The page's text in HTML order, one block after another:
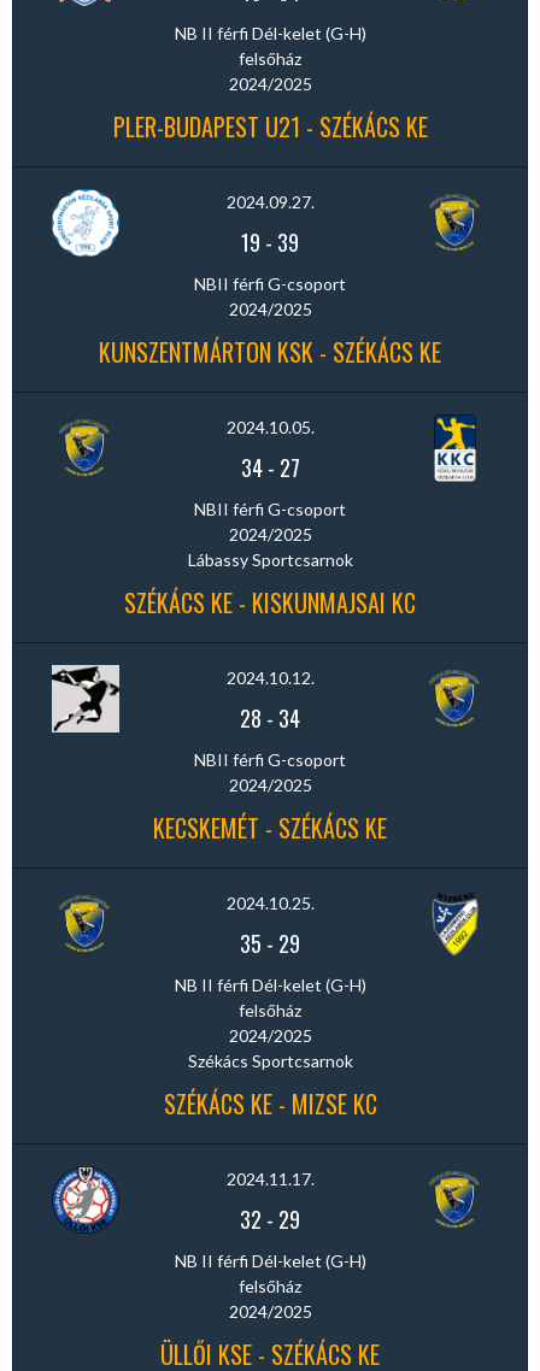
NB II férfi Dél-kelet (G-H)
felsőház
2024/2025
PLER-BUDAPEST U21 - SZÉKÁCS KE
2024.09.27.
19 - 39
NBII férfi G-csoport
2024/2025
KUNSZENTMÁRTON KSK - SZÉKÁCS KE
2024.10.05.
34- 27
NBII férfi G-csoport
2024/2025
Lábassy Sportcsarnok
SZÉKÁCS KE - KISKUNMAJSAI KC
2024.10.12.
28 - 34
NBII férfi G-csoport
2024/2025
KECSKEMÉT - SZÉKÁCS KE
2024.10.25.
35 - 29
NB II férfi Dél-kelet (G-H)
felsőház
2024/2025
Székács Sportcsarnok
SZÉKÁCS KE - MIZSE KC
2024.11.17.
32 - 29
NB II férfi Dél-kelet (G-H)
felsőház
2024/2025
ÜLLŐI KSE - SZÉKÁCS KE